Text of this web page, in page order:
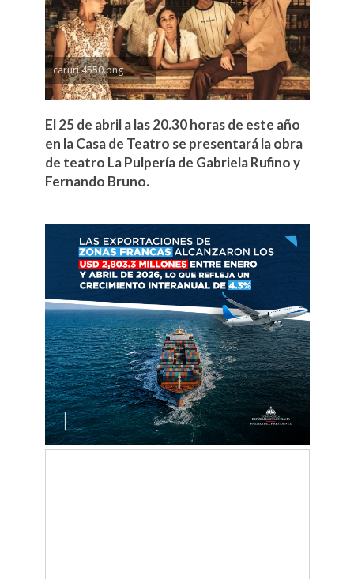
caruri 4550.png
El 25 de abril a las 20.30 horas de este año
en la Casa de Teatro se presentará la obra
de teatro La Pulpería de Gabriela Rufino y
Fernando Bruno.